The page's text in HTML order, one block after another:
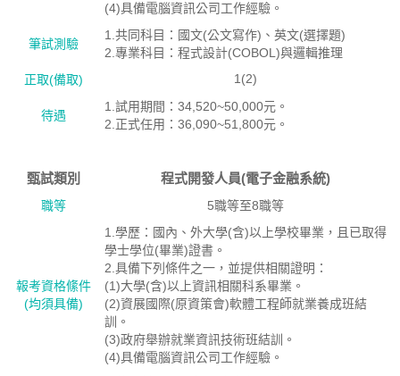
(4)具備電腦資訊公司工作經驗。
筆試測驗
1.共同科目：國文(公文寫作)、英文(選擇題)
2.專業科目：程式設計(COBOL)與邏輯推理
正取(備取)
1(2)
待遇
1.試用期間：34,520~50,000元。
2.正式任用：36,090~51,800元。
甄試類別 程式開發人員(電子金融系統)
職等 5職等至8職等
報考資格絛件
(均須具備)
1.學歷：國內、外大學(含)以上學校畢業，且已取得
學士學位(畢業)證書。
2.具備下列條件之一，並提供相關證明：
(1)大學(含)以上資訊相關科系畢業。
(2)資展國際(原資策會)軟體工程師就業養成班結
訓。
(3)政府舉辦就業資訊技術班結訓。
(4)具備電腦資訊公司工作經驗。